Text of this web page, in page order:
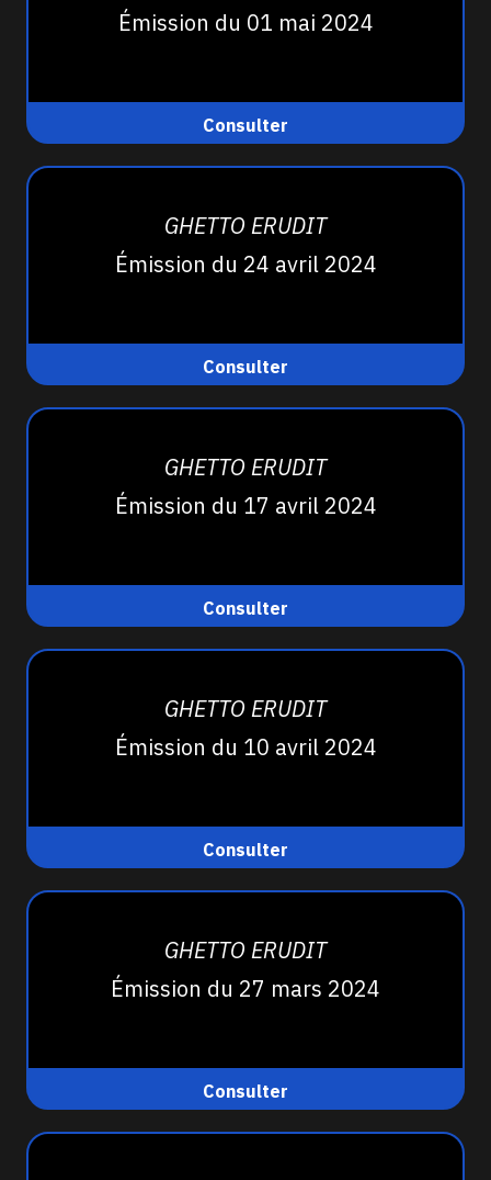
Émission du 01 mai 2024
Consulter
GHETTO ERUDIT
Émission du 24 avril 2024
Consulter
GHETTO ERUDIT
Émission du 17 avril 2024
Consulter
GHETTO ERUDIT
Émission du 10 avril 2024
Consulter
GHETTO ERUDIT
Émission du 27 mars 2024
Consulter